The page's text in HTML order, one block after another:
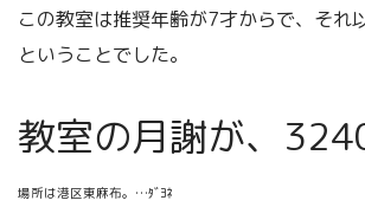
この教室は推奨年齢が7才からで、それ
ということでした。
教室の月謝が、
場所は港区東麻布。…ﾀﾞﾖﾈ